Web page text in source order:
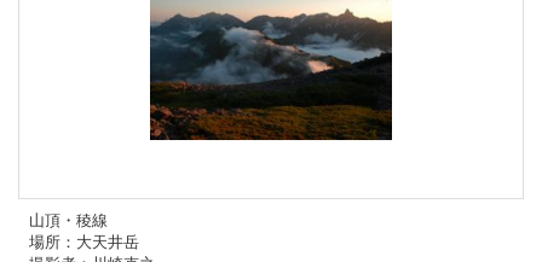
山頂・稜線
場所：大天井岳